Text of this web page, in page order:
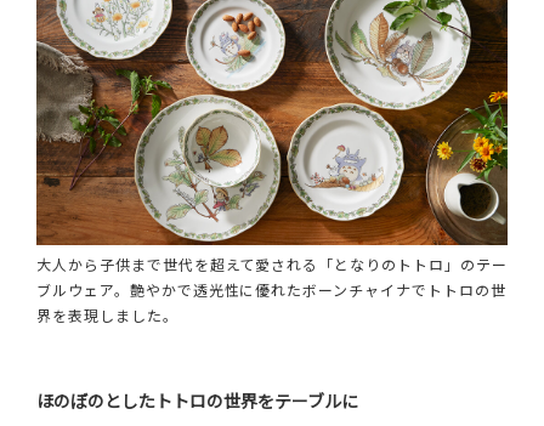
大人から子供まで世代を超えて愛される「となりのトトロ」のテー
ブルウェア。艶やかで透光性に優れたボーンチャイナでトトロの世
界を表現しました。
ほのぼのとしたトトロの世界をテーブルに